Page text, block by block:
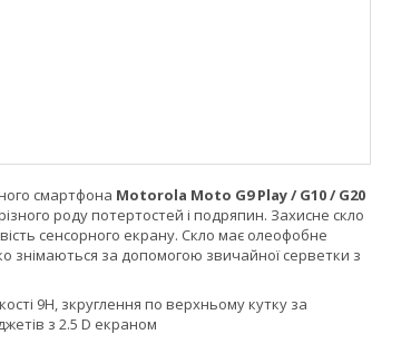
смартфона Motorola Moto G9 Play / G10 / G20
роду потертостей і подряпин. Захисне скло
сенсорного екрану. Скло має олеофобне
знімаються за допомогою звичайної серветки з
9H, зкруглення по верхньому кутку за
з 2.5 D екраном